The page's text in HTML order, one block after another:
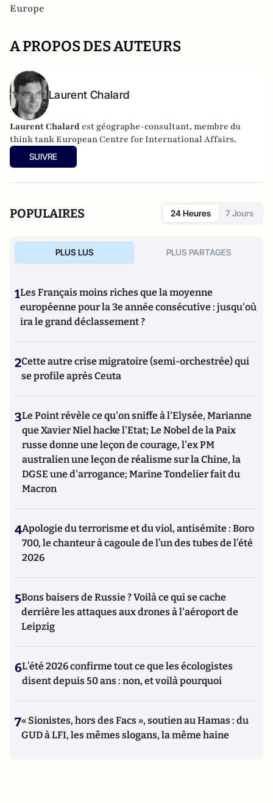
Europe
A PROPOS DES AUTEURS
Laurent Chalard
Laurent Chalard est géographe-consultant, membre du
think tankEuropean Centre for International Affairs.
SUIVRE
POPULAIRES 24 Heures 7 Jours
PLUS LUS PLUS PARTAGES
1Les Français moins riches que la moyenne
européenne pour la 3e année consécutive : jusqu'où
ira le grand déclassement ?
2Cette autre crise migratoire (semi-orchestrée) qui
se profile après Ceuta
3Le Point révèle ce qu'on sniffe à l'Elysée, Marianne
que Xavier Niel hacke l'Etat; Le Nobel de la Paix
russe donne une leçon de courage, l'ex PM
australien une leçon de réalisme sur la Chine, la
DGSE une d'arrogance; Marine Tondelier fait du
Macron
4Apologie du terrorisme et du viol, antisémite : Boro
700, le chanteur à cagoule de l’un des tubes de l’été
2026
5Bons baisers de Russie ? Voilà ce qui se cache
derrière les attaques aux drones à l'aéroport de
Leipzig
6L’été 2026 confirme tout ce que les écologistes
disent depuis 50 ans : non, et voilà pourquoi
7« Sionistes, hors des Facs », soutien au Hamas : du
GUD à LFI, les mêmes slogans, la même haine